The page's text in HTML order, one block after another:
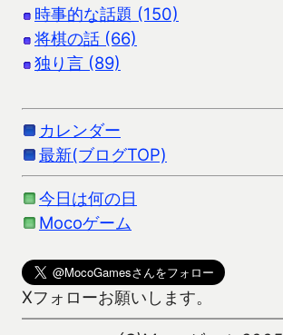
時事的な話題 (150)
将棋の話 (66)
独り言 (89)
カレンダー
最新(ブログTOP)
今日は何の日
Mocoゲーム
Xフォローお願いします。